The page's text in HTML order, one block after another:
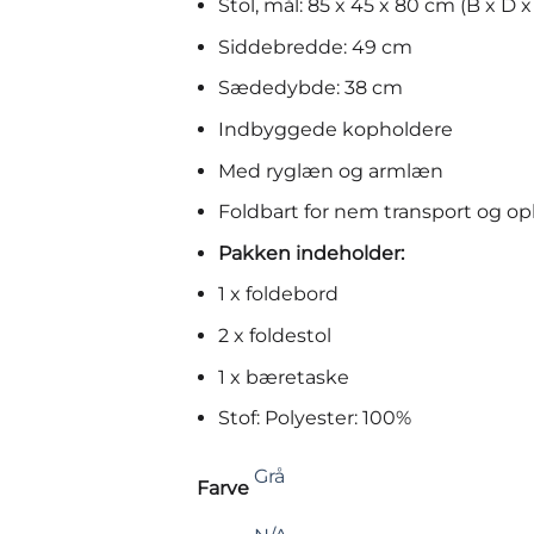
Stol, mål: 85 x 45 x 80 cm (B x D x
Siddebredde: 49 cm
Sædedybde: 38 cm
Indbyggede kopholdere
Med ryglæn og armlæn
Foldbart for nem transport og
Pakken indeholder:
1 x foldebord
2 x foldestol
1 x bæretaske
Stof: Polyester: 100%
Farve
Grå